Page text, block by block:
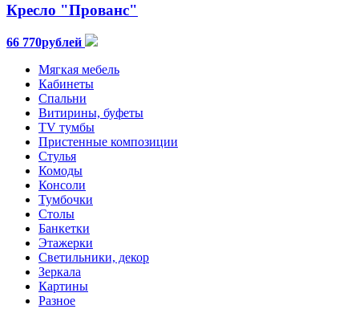
Кресло "Прованс"
66 770рублей
Мягкая мебель
Кабинеты
Спальни
Витирины, буфеты
TV тумбы
Пристенные композиции
Стулья
Комоды
Консоли
Тумбочки
Столы
Банкетки
Этажерки
Светильники, декор
Зеркала
Картины
Разное